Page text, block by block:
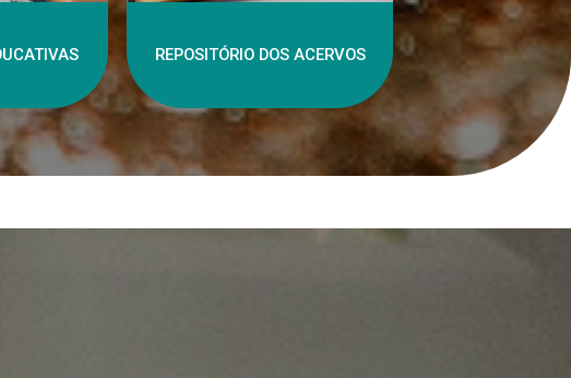
REPOSITÓRIO DOS ACERVOS